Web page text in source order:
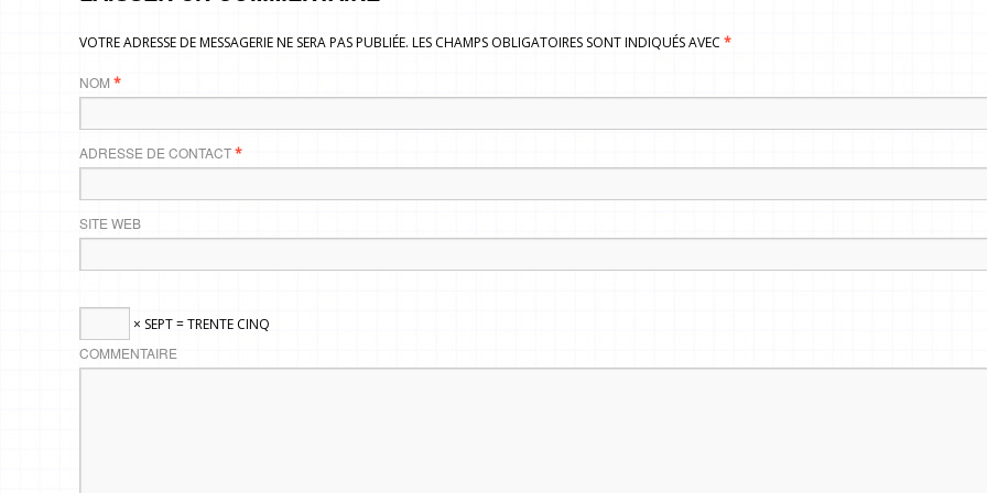
VOTRE ADRESSE DE MESSAGERIE NE SERA PAS PUBLIÉE. LES CHAMPS OBLIGATOIRES SONT INDIQUÉS AVEC *
NOM *
ADRESSE DE CONTACT*
SITE WEB
× SEPT = TRENTE CINQ
COMMENTAIRE